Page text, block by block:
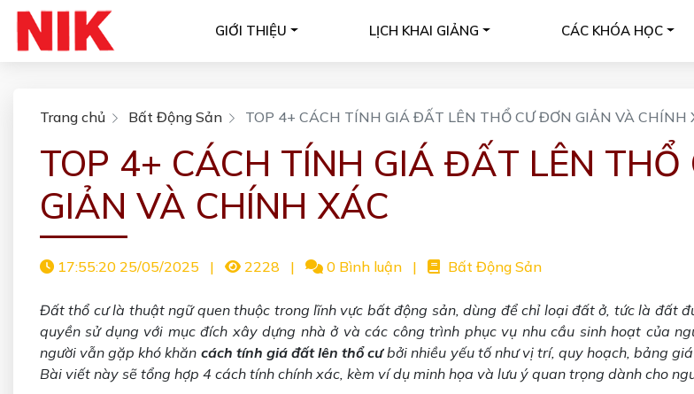
GIỚI THIỆU LỊCH KHAI GIẢNG CÁC KHÓA HỌC
Trang chủ Bất Động Sản TOP 4+ CÁCH TÍNH GIÁ ĐẤT LÊN THỔ CƯ ĐƠN GIẢN VÀ CHÍNH
TOP 4+ CÁCH TÍNH GIÁ ĐẤT LÊN THỔ
GIẢN VÀ CHÍNH XÁC
17:55:20 25/05/2025 | 2228 | 0 Bình luận | Bất Động Sản
Đất thổ cư là thuật ngữ quen thuộc trong lĩnh vực bất động sản, dùng để chỉ loại đất ở, tức là đất
quyền sử dụng với mục đích xây dựng nhà ở và các công trình phục vụ nhu cầu sinh hoạt của
người vẫn gặp khó khăn cách tính giá đất lên thổ cưbởi nhiều yếu tố như vị trí, quy hoạch, bảng
Bài viết này sẽ tổng hợp 4 cách tính chính xác, kèm ví dụ minh họa và lưu ý quan trọng dành cho